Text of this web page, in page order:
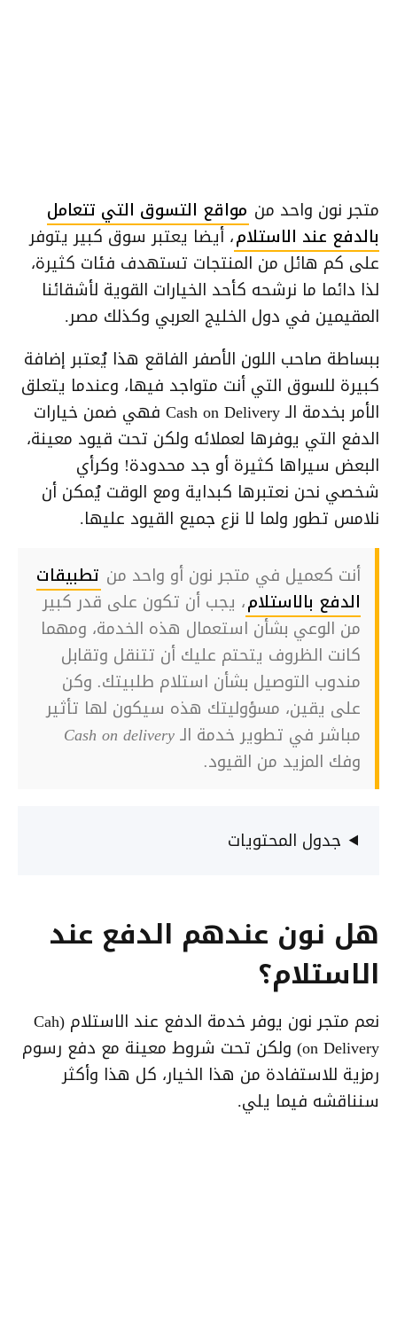
متجر نون واحد من مواقع التسوق التي تتعامل
بالدفع عند الاستلام، أيضا يعتبر سوق كبير يتوفر
على كم هائل من المنتجات تستهدف فئات كثيرة،
لذا دائما ما نرشحه كأحد الخيارات القوية لأشقائنا
المقيمين في دول الخليج العربي وكذلك مصر.
ببساطة صاحب اللون الأصفر الفاقع هذا يُعتبر إضافة
كبيرة للسوق التي أنت متواجد فيها، وعندما يتعلق
الأمر بخدمة الـ Cash on Delivery فهي ضمن خيارات
الدفع التي يوفرها لعملائه ولكن تحت قيود معينة،
البعض سيراها كثيرة أو جد محدودة! وكرأي
شخصي نحن نعتبرها كبداية ومع الوقت يُمكن أن
نلامس تطور ولما لا نزع جميع القيود عليها.
أنت كعميل في متجر نون أو واحد من تطبيقات
الدفع بالاستلام، يجب أن تكون على قدر كبير
من الوعي بشأن استعمال هذه الخدمة، ومهما
كانت الظروف يتحتم عليك أن تتنقل وتقابل
مندوب التوصيل بشأن استلام طلبيتك. وكن
على يقين، مسؤوليتك هذه سيكون لها تأثير
مباشر في تطوير خدمة الـ Cash on delivery
وفك المزيد من القيود.
جدول المحتويات
هل نون عندهم الدفع عند
الاستلام؟
نعم متجر نون يوفر خدمة الدفع عند الاستلام (Cah
on Delivery) ولكن تحت شروط معينة مع دفع رسوم
رمزية للاستفادة من هذا الخيار، كل هذا وأكثر
سنناقشه فيما يلي.